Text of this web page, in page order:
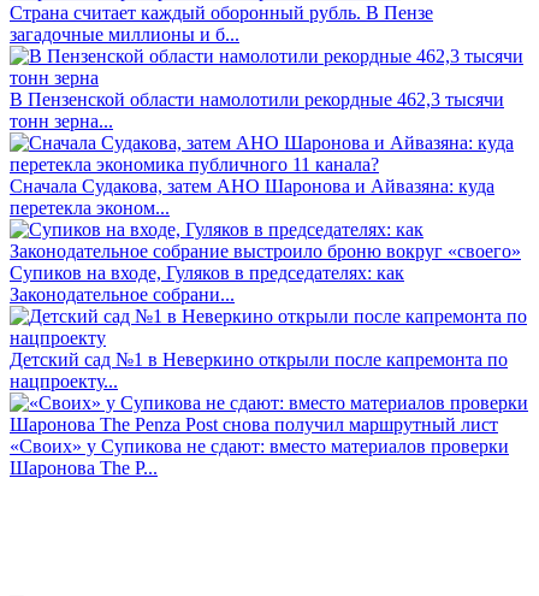
Страна считает каждый оборонный рубль. В Пензе
загадочные миллионы и б...
В Пензенской области намолотили рекордные 462,3 тысячи
тонн зерна...
Сначала Судакова, затем АНО Шаронова и Айвазяна: куда
перетекла эконом...
Супиков на входе, Гуляков в председателях: как
Законодательное собрани...
Детский сад №1 в Неверкино открыли после капремонта по
нацпроекту...
«Своих» у Супикова не сдают: вместо материалов проверки
Шаронова The P...